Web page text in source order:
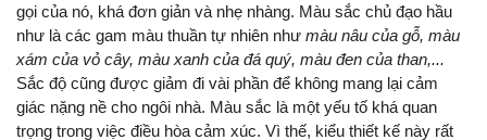
gọi của nó, khá đơn giản và nhẹ nhàng. Màu sắc chủ đạo hầu
như là các gam màu thuần tự nhiên như màu nâu của gỗ, màu
xám của vỏ cây, màu xanh của đá quý, màu đen của than,...
Sắc độ cũng được giảm đi vài phần để không mang lại cảm
giác nặng nề cho ngôi nhà. Màu sắc là một yếu tố khá quan
trọng trong việc điều hòa cảm xúc. Vì thế, kiểu thiết kế này rất